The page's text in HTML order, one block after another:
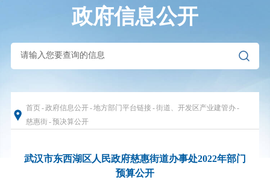
政府信息公开
首页-政府信息公开-地方部门平台链接-街道、开发区产业建管办-
慈惠街-预决算公开
武汉市东西湖区人民政府慈惠街道办事处2022年部门
预算公开